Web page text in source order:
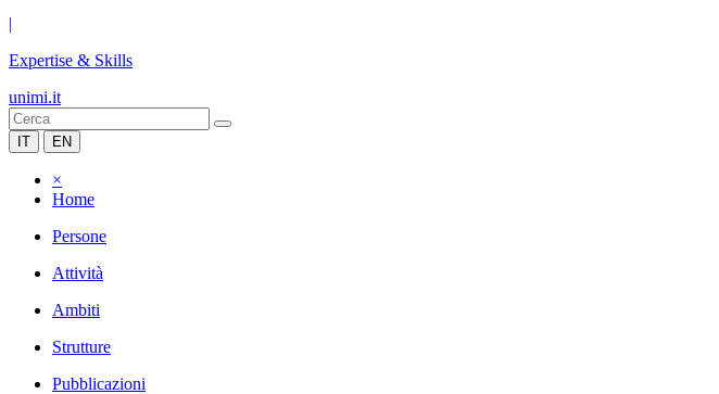
|
Expertise & Skills
unimi.it
IT EN
×
Home
Persone
Attività
Ambiti
Strutture
Pubblicazioni